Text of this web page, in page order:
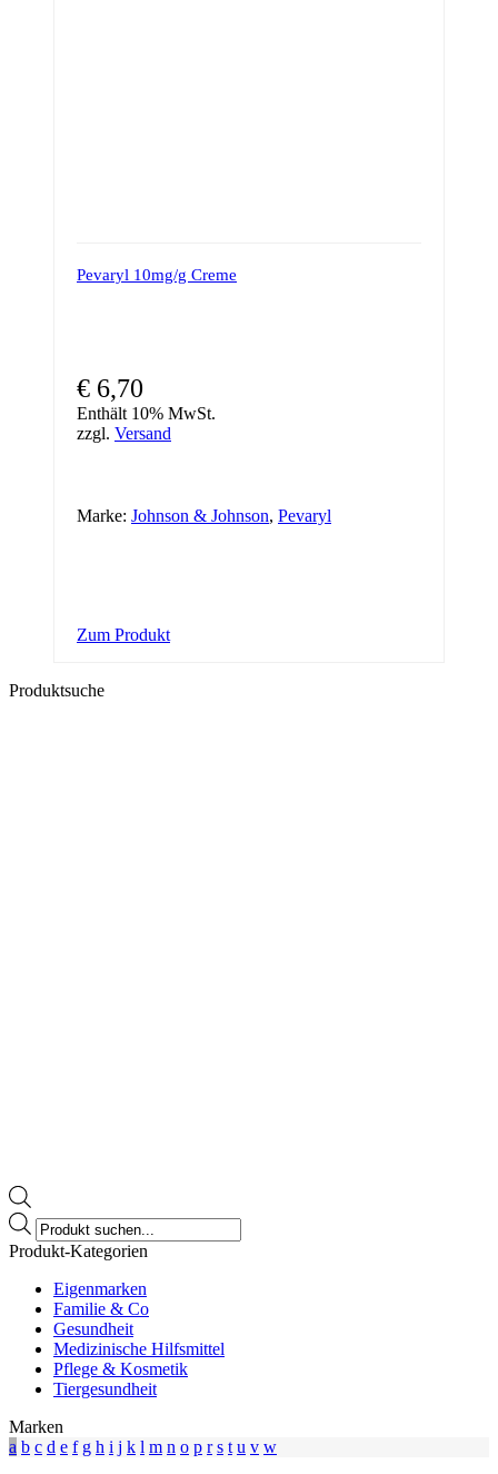
Pevaryl 10mg/g Creme
€ 6,70
Enthält 10% MwSt.
zzgl. Versand
Marke: Johnson & Johnson, Pevaryl
Zum Produkt
Produktsuche
Products
search
Produkt-Kategorien
Eigenmarken
Familie & Co
Gesundheit
Medizinische Hilfsmittel
Pflege & Kosmetik
Tiergesundheit
Marken
a b c d e f g h i j k l m n o p r s t u v w